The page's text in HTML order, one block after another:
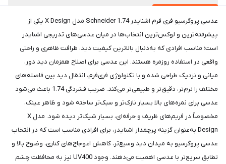
عدسی پروگرسیو فری فرم اشنایدر Schneider 1.74 مدل X Design یکی از
پیشرفته‌ترین و لوکس‌ترین انتخاب‌ها در میان عدسی‌های تدریجی اشنایدر
است؛ مناسب افرادی که به‌دنبال بالاترین کیفیت دید، ظرافت ظاهری و راحتی
واقعی در استفاده روزمره هستند. این عدسی برای اصلاح همزمان دید دور،
میانی و نزدیک طراحی شده و با تکنولوژی فری‌فرم، انتقال دید بین فاصله‌های
مختلف را نرم‌تر، دقیق‌تر و طبیعی‌تر می‌کند. ضریب فشردگی 1.74 باعث می‌شود
عدسی برای نمره‌های بالا بسیار نازک‌تر و سبک‌تر ساخته شود و ظاهر عینک،
مخصوصاً در فریم‌های ظریف و حرفه‌ای، بسیار شیک‌تر دیده شود. مدل X
Design به‌عنوان گزینه پرچمدار اشنایدر، برای افرادی مناسب است که در انتخاب
عدسی پروگرسیو به میدان دید وسیع‌تر، کاهش اعوجاج‌های کناری، وضوح بالا و
تطابق سریع‌تر با عدسی اهمیت می‌دهند. وجود UV400 نیز به محافظت چشم